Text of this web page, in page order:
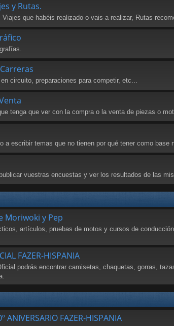
y Rutas.
Viajes que habéis realizado o vais a realizar, Rutas
circuito, preparaciones para competir, etc...
tenga que ver con la compra o la venta de piezas o
a escribir temas que no tienen por qué tener como base
vuestras encuestas y ver los resultados de las
Moriwoki y Pep
artículos, pruebas de motos y cursos de
FAZER-HISPANIA
podrás encontrar camisetas, chaquetas, gorras,
ANIVERSARIO FAZER-HISPANIA